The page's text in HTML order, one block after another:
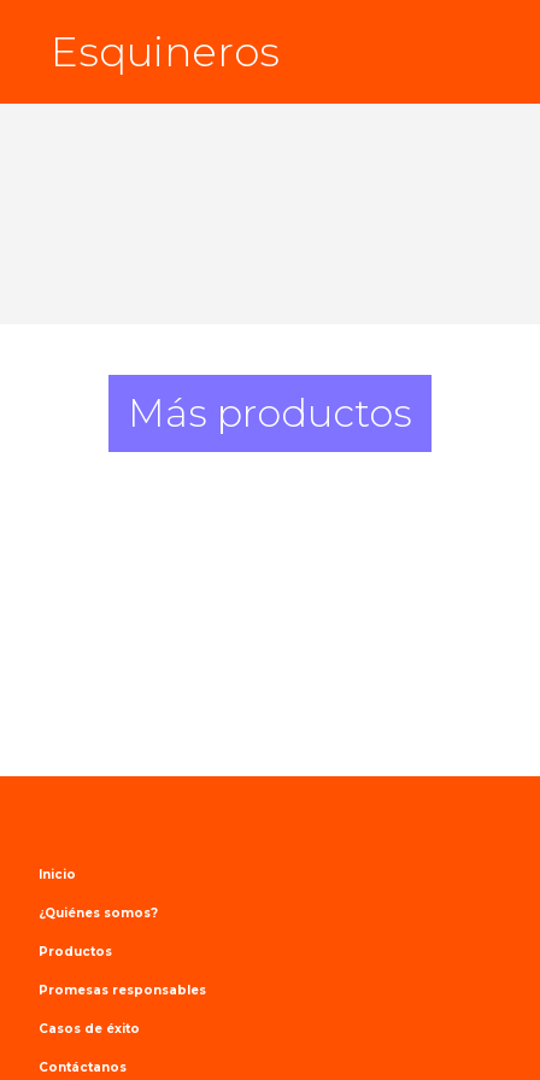
Esquineros
Más productos
Inicio
¿Quiénes somos?
Productos
Promesas responsables
Casos de éxito
Contáctanos